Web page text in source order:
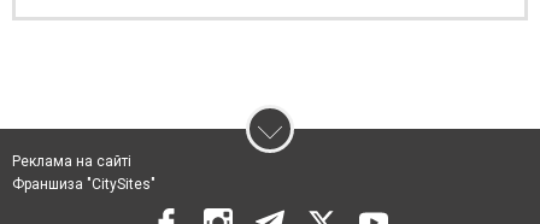
Реклама на сайті
Франшиза "CitySites"